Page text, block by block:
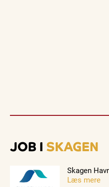
JOB I SKAGEN
Skagen
Læs mere